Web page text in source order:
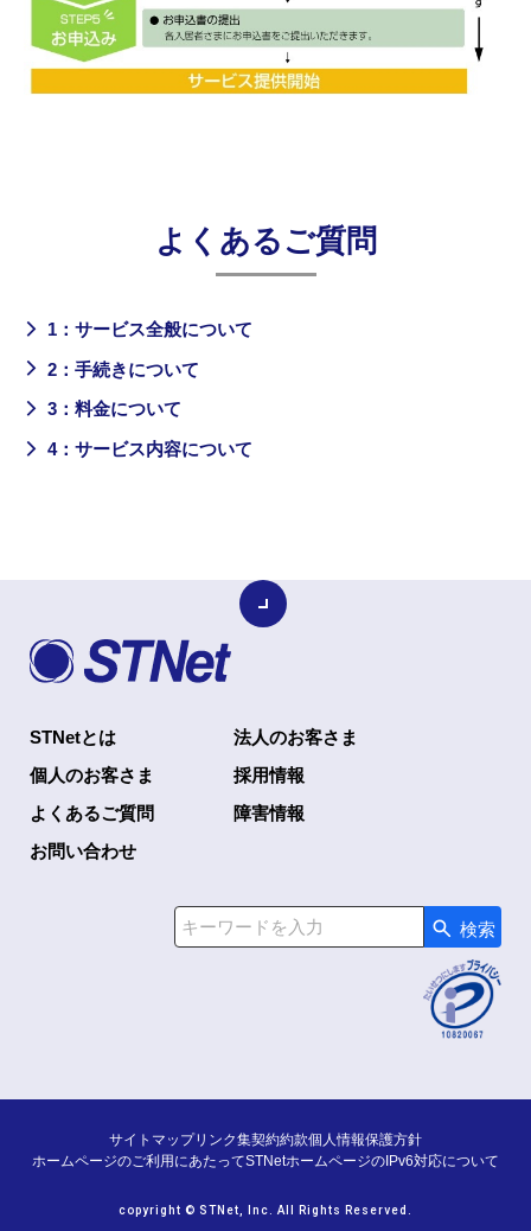
よくあるご質問
1：サービス全般について
2：手続きについて
3：料金について
4：サービス内容について
STNetとは
法人のお客さま
個人のお客さま
採用情報
よくあるご質問
障害情報
お問い合わせ
検索キーワード入力 検索
サイトマップリンク集契約約款個人情報保護方針
ホームページのご利用にあたってSTNetホームページのIPv6対応について
copyright © STNet, Inc. All Rights Reserved.